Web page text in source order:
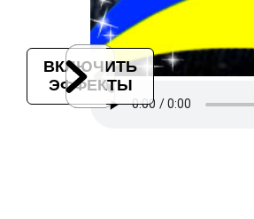
ВКЛЮЧИТЬ
ЭФФЕКТЫ